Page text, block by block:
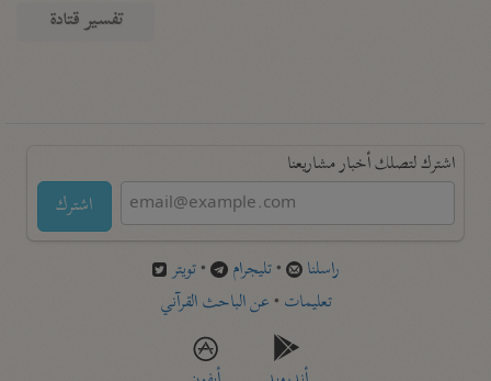
تفسير قتادة
اشترك لتصلك أخبار مشاريعنا
اشترك
راسلنا •تليجرام •تويتر
تعليمات •عن الباحث القرآني